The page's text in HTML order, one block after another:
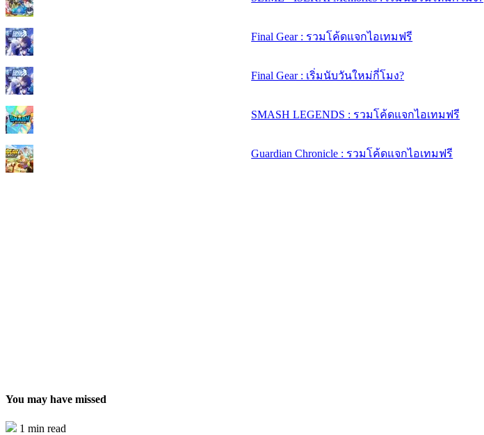
Final Gear : รวมโค้ดแจกไอเทมฟรี
Final Gear : เริ่มนับวันใหม่กี่โมง?
SMASH LEGENDS : รวมโค้ดแจกไอเทมฟรี
Guardian Chronicle : รวมโค้ดแจกไอเทมฟรี
You may have missed
1 min read